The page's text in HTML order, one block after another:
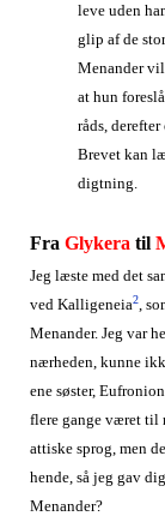
leve uden
glip af de
Menander
at hun
råds,
Brevet kan
digtning.
Fra Glykeratil
Jeg læste med det
ved Kalligeneia2,
Menander. Jeg var
nærheden, kunne
ene søster,
flere gange været til
attiske sprog, men
hende, så jeg gav
Menander?